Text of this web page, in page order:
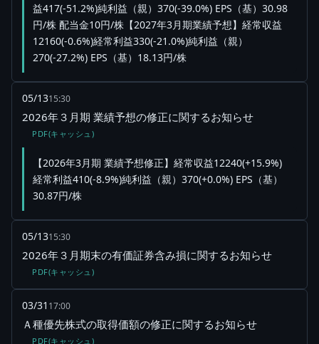
益417(-51.2%)純利益（親）370(-39.0%) EPS（基）30.98
円/株 配当金10円/株【2027年3月期業績予想】経常収益
12160(-0.6%)経常利益330(-21.0%)純利益（親）
270(-27.2%) EPS（基）18.13円/株
05/1315:30
2026年３月期 業績予想の修正に関するお知らせ
PDF(キャッシュ)
【2026年3月期 業績予想修正】経常収益12240(+15.9%)
経常利益410(-8.9%)純利益（親）370(+0.0%) EPS（基）
30.87円/株
05/1315:30
2026年３月期末の有価証券含み損に関するお知らせ
PDF(キャッシュ)
03/31 17:00
Ａ種優先株式の取得価額の修正に関するお知らせ
PDF(キャッシュ)